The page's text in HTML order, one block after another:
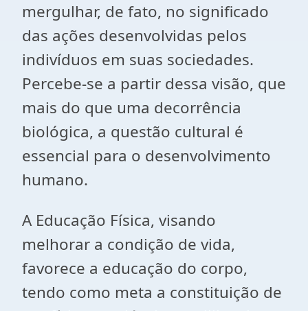
mergulhar, de fato, no significado
das ações desenvolvidas pelos
indivíduos em suas sociedades.
Percebe-se a partir dessa visão, que
mais do que uma decorrência
biológica, a questão cultural é
essencial para o desenvolvimento
humano.
A Educação Física, visando
melhorar a condição de vida,
favorece a educação do corpo,
tendo como meta a constituição de